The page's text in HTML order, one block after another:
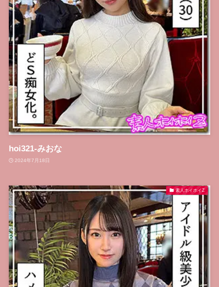
hoi321-みおな
2024年7月18日
素人ホイホイZ